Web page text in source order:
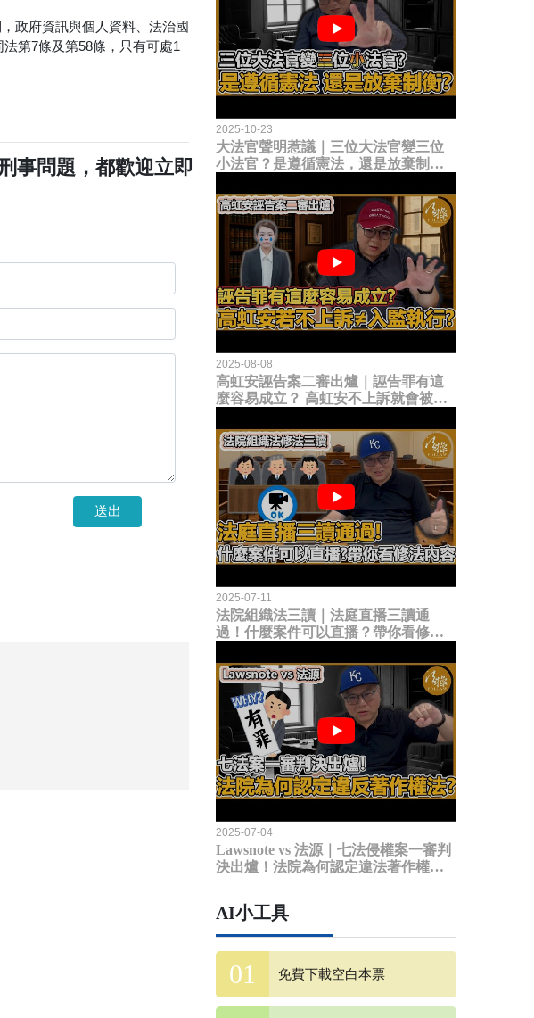
政府資訊與個人資料、法治國
第7條及第58條，只有可處1
事問題，都歡迎立即
送出
2025-10-23
大法官聲明惹議｜三位大法官變三位
小法官？是遵循憲法，還是放棄制衡
2025-08-08
高虹安誣告案二審出爐｜誣告罪有這
麼容易成立？ 高虹安不上訴就會被
2025-07-11
法院組織法三讀｜法庭直播三讀通
過！什麼案件可以直播？帶你看修法
2025-07-04
Lawsnote vs 法源｜七法侵權案一審判
決出爐！法院為何認定違法著作權
AI小工具
免費下載空白本票